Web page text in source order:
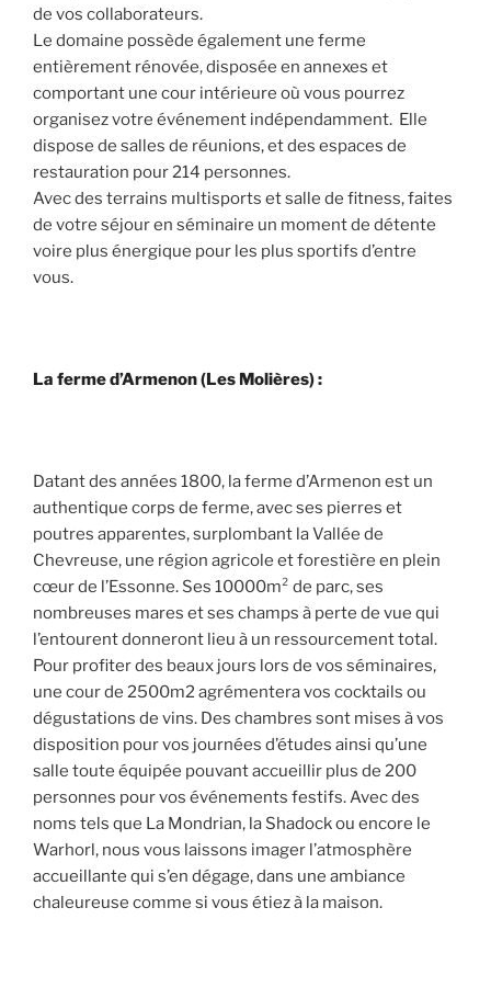
de vos collaborateurs.
Le domaine possède également une ferme
entièrement rénovée, disposée en annexes et
comportant une cour intérieure où vous pourrez
organisez votre événement indépendamment. Elle
dispose de salles de réunions, et des espaces de
restauration pour 214 personnes.
Avec des terrains multisports et salle de fitness, faites
de votre séjour en séminaire un moment de détente
voire plus énergique pour les plus sportifs d’entre
vous.
La ferme d’Armenon (Les Molières) :
Datant des années 1800, la ferme d’Armenon est un
authentique corps de ferme, avec ses pierres et
poutres apparentes, surplombant la Vallée de
Chevreuse, une région agricole et forestière en plein
cœur de l’Essonne. Ses 10000m² de parc, ses
nombreuses mares et ses champs à perte de vue qui
l’entourent donneront lieu à un ressourcement total.
Pour profiter des beaux jours lors de vos séminaires,
une cour de 2500m2 agrémentera vos cocktails ou
dégustations de vins. Des chambres sont mises à vos
disposition pour vos journées d’études ainsi qu’une
salle toute équipée pouvant accueillir plus de 200
personnes pour vos événements festifs. Avec des
noms tels que La Mondrian, la Shadock ou encore le
Warhorl, nous vous laissons imager l’atmosphère
accueillante qui s’en dégage, dans une ambiance
chaleureuse comme si vous étiez à la maison.